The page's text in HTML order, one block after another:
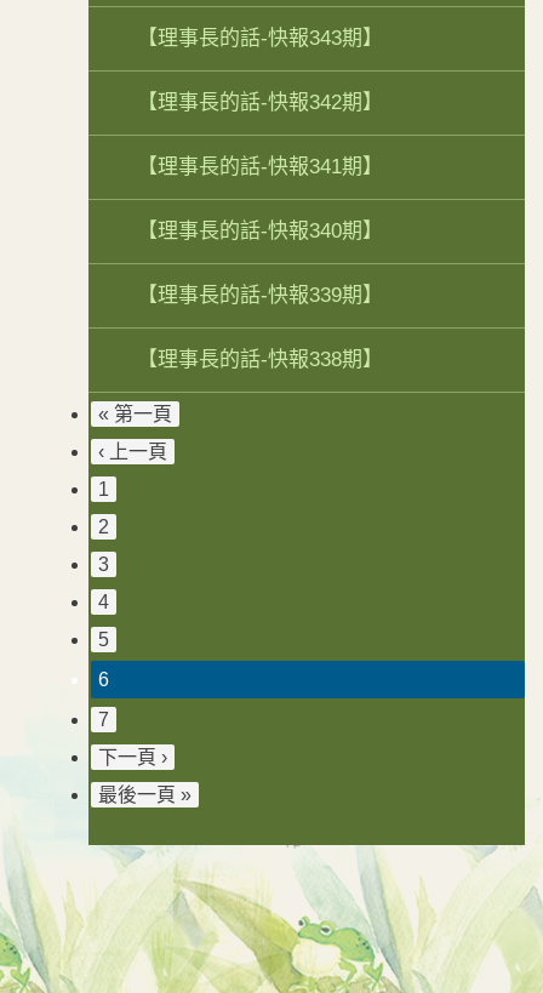
【理事長的話-快報343期】
【理事長的話-快報342期】
【理事長的話-快報341期】
【理事長的話-快報340期】
【理事長的話-快報339期】
【理事長的話-快報338期】
« 第一頁
‹ 上一頁
1
2
3
4
5
6
7
下一頁 ›
最後一頁 »